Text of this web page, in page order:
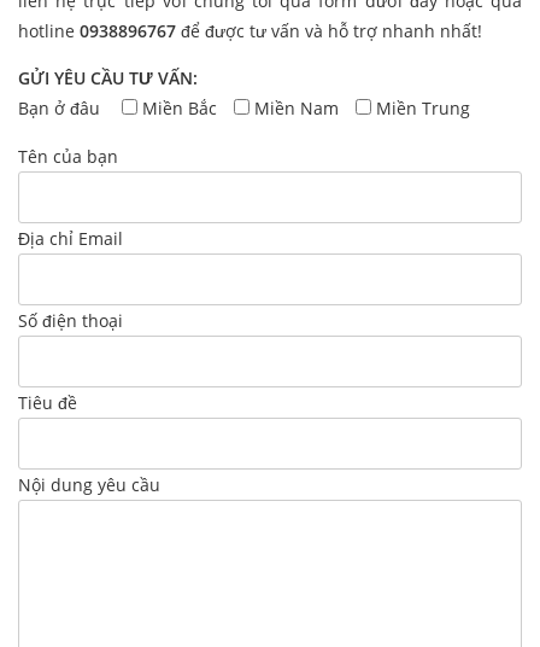
hotline 0938896767 để được tư vấn và hỗ trợ nhanh nhất!
GỬI YÊU CẦU TƯ VẤN:
Bạn ở đâu
Miền Bắc Miền Nam Miền Trung
Tên của bạn
Địa chỉ Email
Số điện thoại
Tiêu đề
Nội dung yêu cầu